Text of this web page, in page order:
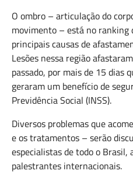
O ombro – articulação do
movimento – está no ranking
principais causas de
Lesões nessa região
passado, por mais de 15 dias
geraram um benefício de
Previdência Social (INSS).
Diversos problemas que
e os tratamentos – serão
especialistas de todo o Brasil,
palestrantes internacionais.